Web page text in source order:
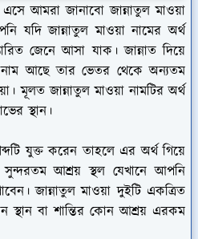
আমরা জানাবো জান্নাতুল মাওয়া
যদি জান্নাতুল মাওয়া নামের অর্থ
জেনে আসা যাক। জান্নাত দিয়ে
আছে তার ভেতর থেকে অন্যতম
মূলত জান্নাতুল মাওয়া নামটির অর্থ
স্থান।
যুক্ত করেন তাহলে এর অর্থ গিয়ে
সুন্দরতম আশ্রয় স্থল যেখানে আপনি
জান্নাতুল মাওয়া দুইটি একত্রিত
স্থান বা শান্তির কোন আশ্রয় এরকম